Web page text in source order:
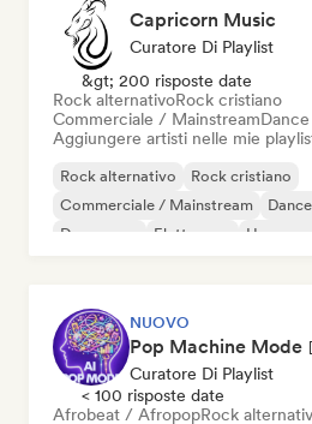
Capricorn Music
Curatore Di Playlist
&gt; 200 risposte date
Rock alternativoRock cristiano
Commerciale / Mainstream
Aggiungere artisti nelle mie
Rock alternativo
Rock cristiano
Commerciale / Mainstream
Dream pop
Elettropop House
NUOVO
Curatore Di Playlist
< 100 risposte date
Afrobeat / AfropopRock